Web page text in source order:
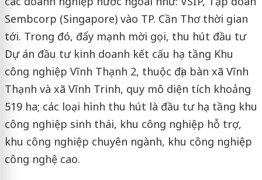
Sembcorp (Singapore) vào TP. Cần Thơ thời gian
tới. Trong đó, đẩy mạnh mời gọi, thu hút đầu tư
Dự án đầu tư kinh doanh kết cấu hạ tầng Khu
công nghiệp Vĩnh Thạnh 2, thuộc địa bàn xã Vĩnh
Thạnh và xã Vĩnh Trinh, quy mô diện tích khoảng
519 ha; các loại hình thu hút là đầu tư hạ tầng khu
công nghiệp sinh thái, khu công nghiệp hỗ trợ,
khu công nghiệp chuyên ngành, khu công nghiệp
công nghệ cao.